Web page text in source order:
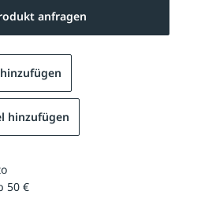
anfragen
hinzufügen
50 €